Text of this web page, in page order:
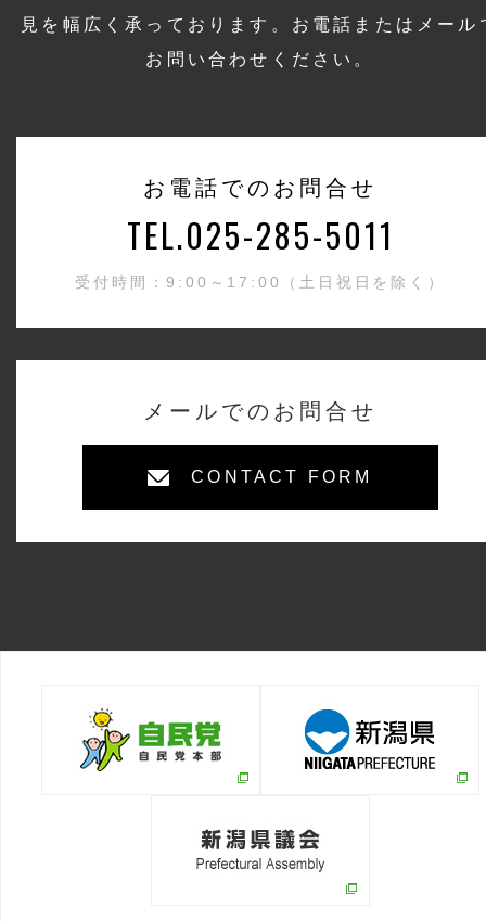
見を幅広く承っております。お電話またはメール
お問い合わせください。
お電話でのお問合せ
TEL.025-285-5011
受付時間：9:00～17:00（土日祝日を除く）
メールでのお問合せ
CONTACT FORM